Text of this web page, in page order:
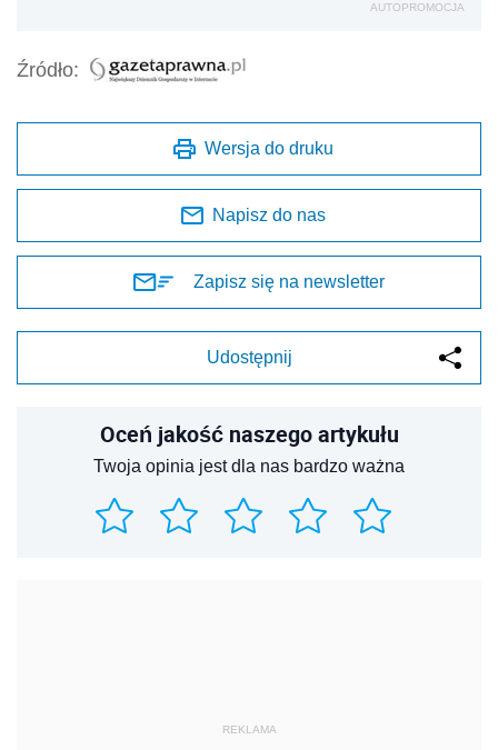
AUTOPROMOCJA
Źródło:
Wersja do druku
Napisz do nas
Zapisz się na newsletter
Udostępnij
Oceń jakość naszego artykułu
Twoja opinia jest dla nas bardzo ważna
REKLAMA